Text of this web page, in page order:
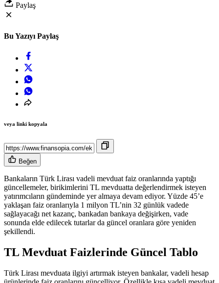
Paylaş
Bu Yazıyı Paylaş
veya linki kopyala
Beğen
Bankaların Türk Lirası vadeli mevduat faiz oranlarında yaptığı
güncellemeler, birikimlerini TL mevduatta değerlendirmek isteyen
yatırımcıların gündeminde yer almaya devam ediyor. Yüzde 45’e
yaklaşan faiz oranlarıyla 1 milyon TL’nin 32 günlük vadede
sağlayacağı net kazanç, bankadan bankaya değişirken, vade
sonunda elde edilecek tutarlar da güncel oranlara göre yeniden
şekillendi.
TL Mevduat Faizlerinde Güncel Tablo
Türk Lirası mevduata ilgiyi artırmak isteyen bankalar, vadeli hesap